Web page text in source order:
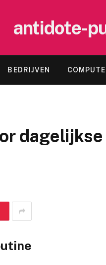
antidote-
BEDRIJVEN
dagelijkse